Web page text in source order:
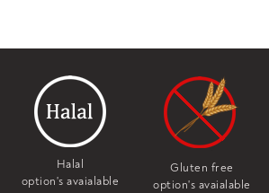
Halal
option's avaialable
Gluten free
option's avaialable